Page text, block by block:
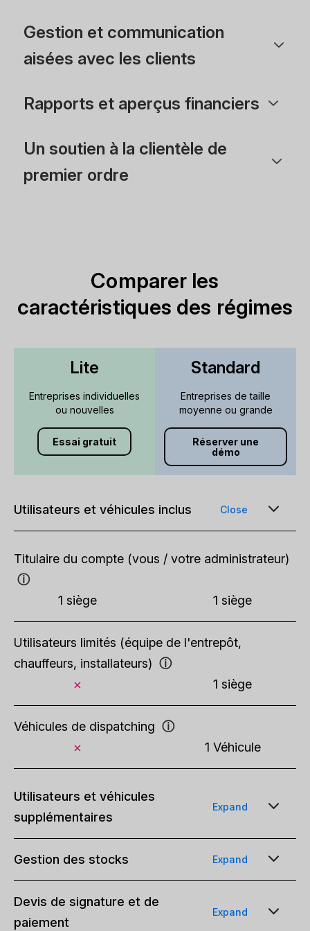
Gestion et communication
aisées avec les clients
Rapports et aperçus financiers
Un soutien à la clientèle de
premier ordre
Comparer les
caractéristiques des régimes
Lite
Entreprises individuelles
ou nouvelles
Essai gratuit
Standard
Entreprises de taille
moyenne ou grande
Réserver une
démo
Utilisateurs et véhicules inclus Close
Titulaire du compte (vous / votre administrateur)
ⓘ
1 siège
1 siège
Utilisateurs limités (équipe de l'entrepôt,
chauffeurs, installateurs) ⓘ
1 siège
Véhicules de dispatching ⓘ
1 Véhicule
Utilisateurs et véhicules
supplémentaires
Expand
Utilisateurs complets (personnel de bureau,
vendeurs, comptables) ⓘ
$39/mois/utilisateur
Gestion des stocks Expand
Articles en stock non limités
Devis de signature et de
paiement
Expand